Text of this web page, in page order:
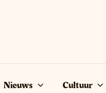
Nieuws Cultuur